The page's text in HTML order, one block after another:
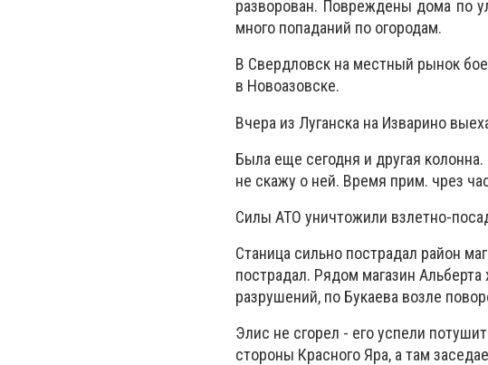
разворован. Повреждены дома по
много попаданий по огородам.
В Свердловск на местный рынок
в Новоазовске.
Вчера из Луганска на Изварино
Была еще сегодня и другая
не скажу о ней. Время прим. чрез
Силы АТО уничтожили взлетно-
Станица сильно пострадал район
пострадал. Рядом магазин
разрушений, по Букаева возле
Элис не сгорел - его успели
стороны Красного Яра, а там